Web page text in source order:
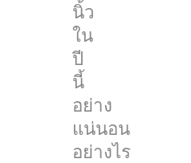
นิ้ว
ใน
ปี
นี้
อย่าง
แน่นอน
อย่างไร
มัน
จะ
ไม่
เป็น
แบบ
นั้น
แล้ว